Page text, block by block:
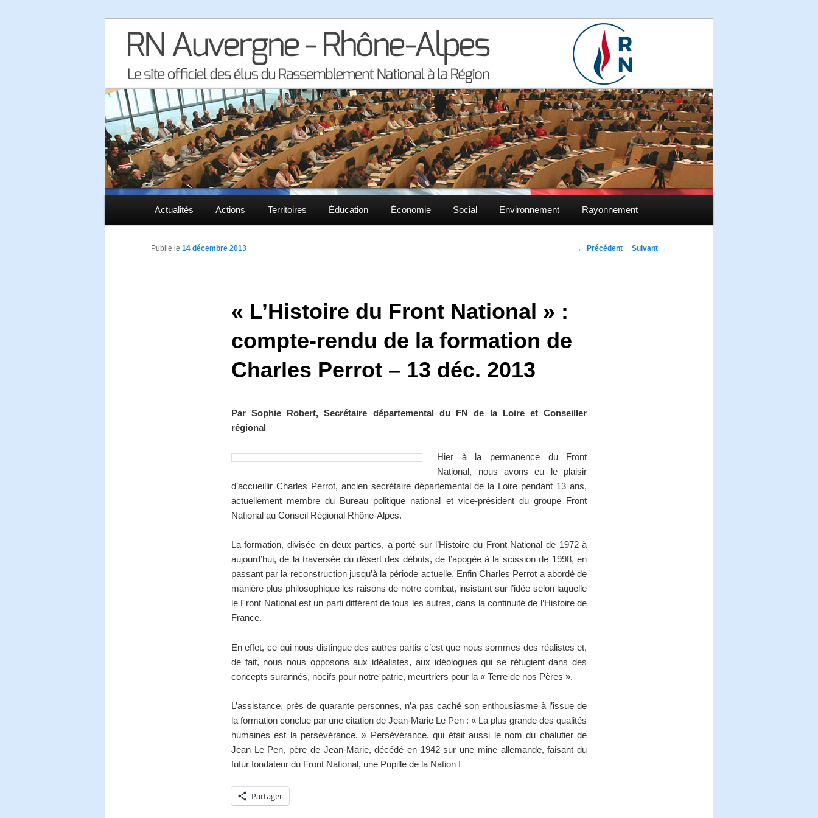
RN Auvergne – Rhône-Alpes
Aller au contenu principal
Aller au contenu secondaire
Actualités Actions Territoires Éducation Économie Social Environnement Rayonnement
Navigation des
← Précédent Suivant →
« L’Histoire du Front National » :
compte-rendu de la formation de
Charles Perrot – 13 déc. 2013
Publié le 14 décembre 2013
Par Sophie Robert, Secrétaire départemental du FN de la Loire et Conseiller
régional
Hier à la permanence du Front
National, nous avons eu le plaisir
d’accueillir Charles Perrot, ancien secrétaire départemental de la Loire pendant 13 ans,
actuellement membre du Bureau politique national et vice-président du groupe Front
National au Conseil Régional Rhône-Alpes.
La formation, divisée en deux parties, a porté sur l’Histoire du Front National de 1972 à
aujourd’hui, de la traversée du désert des débuts, de l’apogée à la scission de 1998, en
passant par la reconstruction jusqu’à la période actuelle. Enfin Charles Perrot a abordé de
manière plus philosophique les raisons de notre combat, insistant sur l’idée selon laquelle
le Front National est un parti différent de tous les autres, dans la continuité de l’Histoire de
France.
En effet, ce qui nous distingue des autres partis c’est que nous sommes des réalistes et,
de fait, nous nous opposons aux idéalistes, aux idéologues qui se réfugient dans des
concepts surannés, nocifs pour notre patrie, meurtriers pour la « Terre de nos Pères ».
L’assistance, près de quarante personnes, n’a pas caché son enthousiasme à l’issue de
la formation conclue par une citation de Jean-Marie Le Pen : « La plus grande des qualités
humaines est la persévérance. » Persévérance, qui était aussi le nom du chalutier de
Jean Le Pen, père de Jean-Marie, décédé en 1942 sur une mine allemande, faisant du
futur fondateur du Front National, une Pupille de la Nation !
Partager